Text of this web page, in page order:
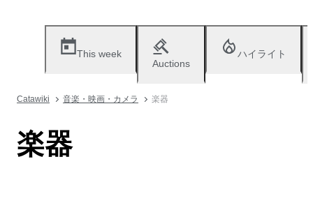
This week
Auctions
ハイライト
Catawiki 音楽・映画・カメラ 楽器
楽器